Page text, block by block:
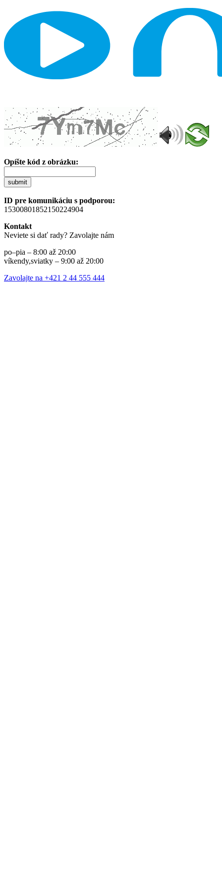
Opíšte kód z obrázku:
submit
ID pre komunikáciu s podporou:
15300801852150224904
Kontakt
Neviete si dať rady? Zavolajte nám
po–pia – 8:00 až 20:00
víkendy,sviatky – 9:00 až 20:00
Zavolajte na +421 2 44 555 444